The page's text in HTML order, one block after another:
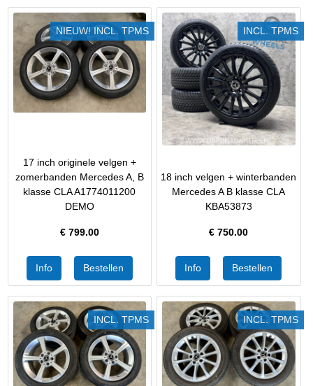
NIEUW! INCL. TPMS
17 inch originele velgen +
zomerbanden Mercedes A, B
klasse CLA A1774011200
DEMO
€ 799.00
INCL. TPMS
18 inch velgen + winterbanden
Mercedes A B klasse CLA
KBA53873
€750.00
INCL. TPMS INCL. TPMS